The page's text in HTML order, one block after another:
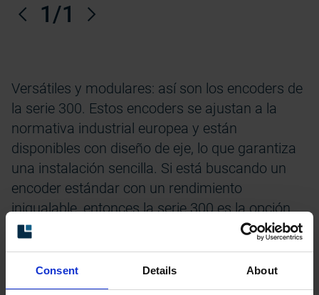
Consent Details About
Anterior
1/1
Versátiles y modulares: así son los encoders de
la serie 300. Estos encoders se ajustan a la
normativa industrial europea y están
disponibles con diseño de eje, lo que garantiza
una instalación sencilla. Si está buscando un
encoder estándar con un rendimiento
inigualable, entonces la serie 300 es la opción
correcta para usted.
diversos tipos de aplicaciones industriales,